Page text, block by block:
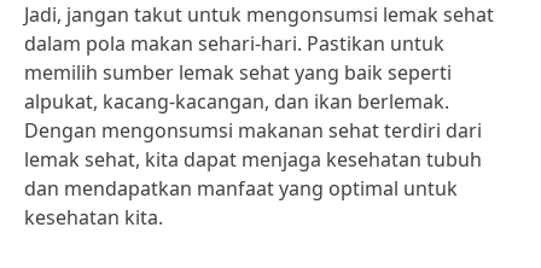
Jadi, jangan takut untuk mengonsumsi lemak sehat
dalam pola makan sehari-hari. Pastikan untuk
memilih sumber lemak sehat yang baik seperti
alpukat, kacang-kacangan, dan ikan berlemak.
Dengan mengonsumsi makanan sehat terdiri dari
lemak sehat, kita dapat menjaga kesehatan tubuh
dan mendapatkan manfaat yang optimal untuk
kesehatan kita.